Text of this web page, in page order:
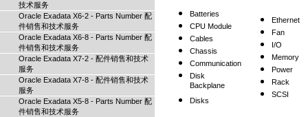
技术服务
Oracle Exadata X6-2 - Parts Number 配
件销售和技术服务
Oracle Exadata X6-8 - Parts Number 配
件销售和技术服务
Oracle Exadata X7-2 - 配件销售和技术
服务
Oracle Exadata X7-8 - 配件销售和技术
服务
Oracle Exadata X5-8 - Parts Number 配
件销售和技术服务
Batteries
CPU Module
Cables
Chassis
Communication
Disk
Backplane
Disks
Ethernet
Fan
I/O
Memory
Power
Rack
SCSI